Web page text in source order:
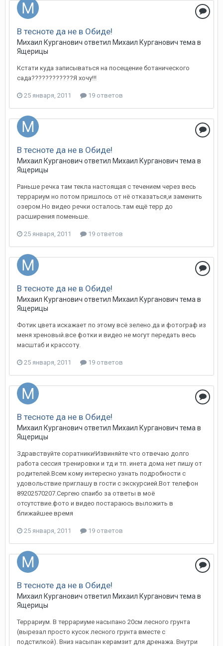
В тесноте да не в Обиде!
Михаил Курганович ответил Михаил Курганович тема в
Ящерицы
Кстати куда записываться на посещение ботанического
сада????????????Я хочу!!!
25 января, 2011 19 ответов
В тесноте да не в Обиде!
Михаил Курганович ответил Михаил Курганович тема в
Ящерицы
Раньше речка там текла настоящая с течением через весь
террариум но потом пришлось от нё отказаться,и заменить
озером.Но видео речки осталось.там ещё терр до
расширения поменьше.
25 января, 2011 19 ответов
В тесноте да не в Обиде!
Михаил Курганович ответил Михаил Курганович тема в
Ящерицы
Фотик цвета искажает по этому всё зелено.да и фотограф из
меня хреновый.все фотки и видео не могут передать весь
масштаб и крассоту.
25 января, 2011 19 ответов
В тесноте да не в Обиде!
Михаил Курганович ответил Михаил Курганович тема в
Ящерицы
Здравствуйте соратники!Извиняйте что отвечаю долго
работа сессия тренировки и тд и тп. инета дома нет пишу от
родителей.Всем кому интересно узнать подробности с
удовольствие приглашу в гости с экскурсией.Вот телефон
89202570207.Сергею спаибо за ответы в моё
отсутствие.фото и видео постараюсь выложить в
ближайшее время
25 января, 2011 19 ответов
В тесноте да не в Обиде!
Михаил Курганович ответил Михаил Курганович тема в
Ящерицы
Террариум. В террариуме насыпано 20см лесного грунта
(вырезал просто кусок лесного грунта вместе с
подстилкой). Вниз насыпан керамзит для дренажа. Внутри